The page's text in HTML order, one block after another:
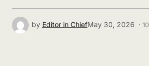
by Editor in ChiefMay 30, 2026 ·